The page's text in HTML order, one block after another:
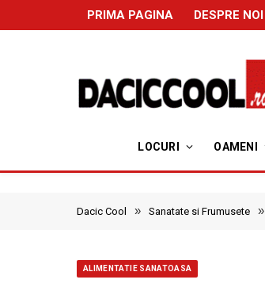
PRIMA PAGINA DESPRE NOI
LOCURI OAMENI
Dacic Cool » Sanatate si Frumusete »
ALIMENTATIE SANATOASA